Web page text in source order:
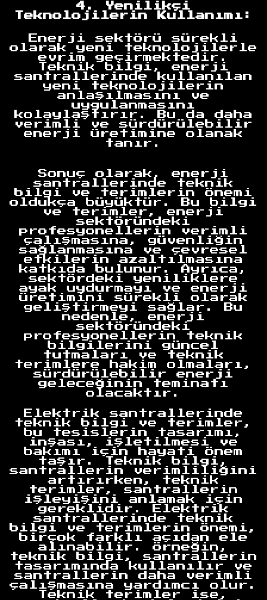
4. Yenilikçi
Teknolojilerin Kullanımı:
Enerji sektörü sürekli
olarak yeni teknolojilerle
evrim geçirmektedir.
Teknik bilgi, enerji
santrallerinde kullanılan
yeni teknolojilerin
anlaşılmasını ve
uygulanmasını
kolaylaştırır. Bu da daha
verimli ve sürdürülebilir
enerji üretimine olanak
tanır.
Sonuç olarak, enerji
santrallerinde teknik
bilgi ve terimlerin önemi
oldukça büyüktür. Bu bilgi
ve terimler, enerji
sektöründeki
profesyonellerin verimli
çalışmasına, güvenliğin
sağlanmasına ve çevresel
etkilerin azaltılmasına
katkıda bulunur. Ayrıca,
sektördeki yeniliklere
ayak uydurmayı ve enerji
üretimini sürekli olarak
geliştirmeyi sağlar. Bu
nedenle, enerji
sektöründeki
profesyonellerin teknik
bilgilerini güncel
tutmaları ve teknik
terimlere hakim olmaları,
sürdürülebilir enerji
geleceğinin teminatı
olacaktır.
Elektrik santrallerinde
teknik bilgi ve terimler,
bu tesislerin tasarımı,
inşası, işletilmesi ve
bakımı için hayati önem
taşır. Teknik bilgi,
santrallerin verimliliğini
artırırken, teknik
terimler, santrallerin
işleyişini anlamak için
gereklidir. Elektrik
santrallerinde teknik
bilgi ve terimlerin önemi,
birçok farklı açıdan ele
alınabilir. Örneğin,
teknik bilgi, santrallerin
tasarımında kullanılır ve
santrallerin daha verimli
çalışmasına yardımcı olur.
Teknik terimler ise,
Anasayfa